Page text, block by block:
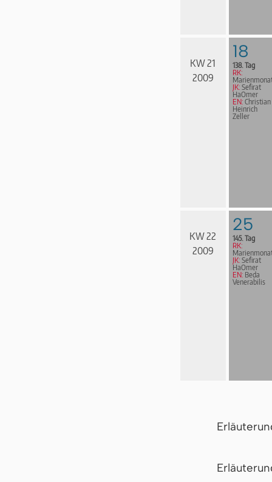
KW 21
2009
18
138. Tag
RK:
JK: Sefirat
HaOmer
EN: Christian
Heinrich
Zeller
KW 22
2009
25
145. Tag
RK:
JK: Sefirat
HaOmer
EN: Beda
Venerabilis